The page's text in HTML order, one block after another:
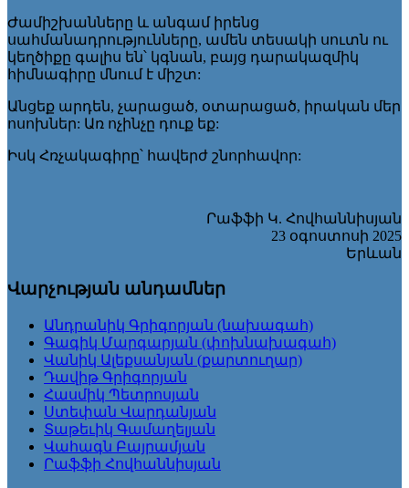
Ժամիշխանները և անգամ իրենց
սահմանադրությունները, ամեն տեսակի սուտն ու
կեղծիքը գալիս են՝ կգնան, բայց դարակազմիկ
հիմնագիրը մնում է միշտ:
Անցեք արդեն, չարացած, օտարացած, իրական մեր
ոսոխներ: Առ ոչինչը դուք եք:
Իսկ Հռչակագիրը՝ հավերժ շնորհավոր:
Րաֆֆի Կ. Հովհաննիսյան
23 օգոստոսի 2025
Երևան
Վարչության անդամներ
Անդրանիկ Գրիգորյան (նախագահ)
Գագիկ Մարգարյան (փոխնախագահ)
Վանիկ Ալեքսանյան (քարտուղար)
Դավիթ Գրիգորյան
Հասմիկ Պետրոսյան
Ստեփան Վարդանյան
Տաթեւիկ Գամաղելյան
Վահագն Բայրամյան
Րաֆֆի Հովհաննիսյան